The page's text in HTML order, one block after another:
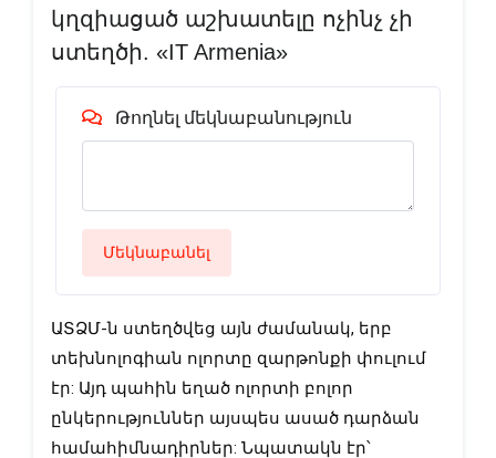
կղզիացած աշխատելը ոչինչ չի
ստեղծի. «IT Armenia»
Թողնել մեկնաբանություն
Մեկնաբանել
ԱՏՁՄ-ն ստեղծվեց այն ժամանակ, երբ
տեխնոլոգիան ոլորտը զարթոնքի փուլում
էր: Այդ պահին եղած ոլորտի բոլոր
ընկերություններ այսպես ասած դարձան
համահիմնադիրներ: Նպատակն էր՝